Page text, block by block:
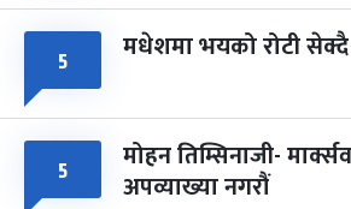
५ मधेशमा भयको रोटी
५ मोहन तिम्सिनाजी-
अपव्याख्या नगरौं